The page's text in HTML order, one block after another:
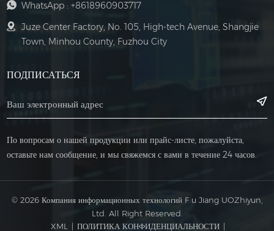
WhatsApp : +8618960903717
Juze Center Factory, No. 105, High-tech Avenue, Shangjie
Town, Minhou County, Fuzhou City
ПОДПИСАТЬСЯ
По вопросам о нашей продукции или прайс-листе, пожалуйста,
оставьте нам сообщение, и мы свяжемся с вами в течение 24 часов.
© 2026 Компания информационных технологий F u Jiang UOZhiyun,
Ltd. All Right Reserved.
XML
| ПОЛИТИКА КОНФИДЕНЦИАЛЬНОСТИ |